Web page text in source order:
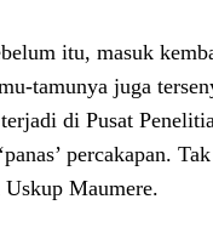
itu, masuk
tamunya juga
di Pusat
percakapan.
Uskup Maumere.